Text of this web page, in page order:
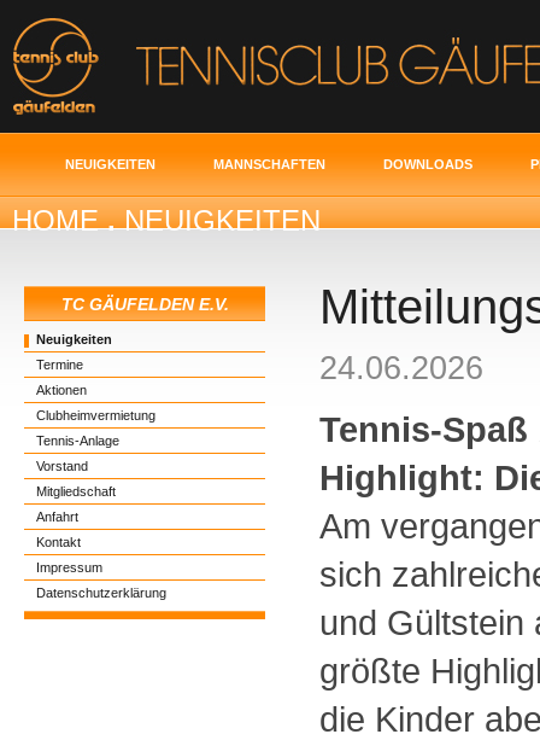
NEUIGKEITEN MANNSCHAFTEN DOWNLOADS
HOME.NEUIGKEITEN
TC GÄUFELDEN E.V.
Neuigkeiten
Termine
Aktionen
Clubheimvermietung
Tennis-Anlage
Vorstand
Mitgliedschaft
Anfahrt
Kontakt
Impressum
Datenschutzerklärung
24.06.2026
Tennis-Spaß
Highlight:
Am
sich
und Gültstein
größte
die Kinder